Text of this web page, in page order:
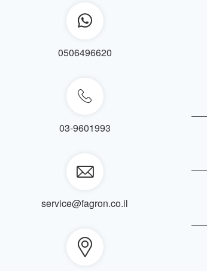
0506496620
03-9601993
service@fagron.co.il